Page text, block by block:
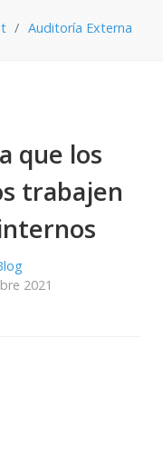
Auditoría Externa
que los
trabajen
2021